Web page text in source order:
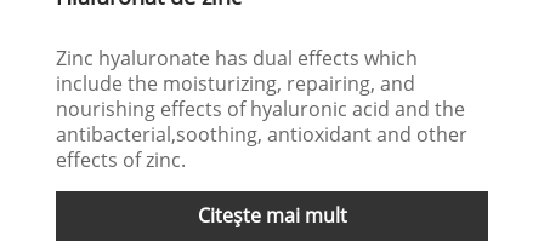
Zinc hyaluronate has dual effects which
include the moisturizing, repairing, and
nourishing effects of hyaluronic acid and the
antibacterial,soothing, antioxidant and other
effects of zinc.
Citeşte mai mult